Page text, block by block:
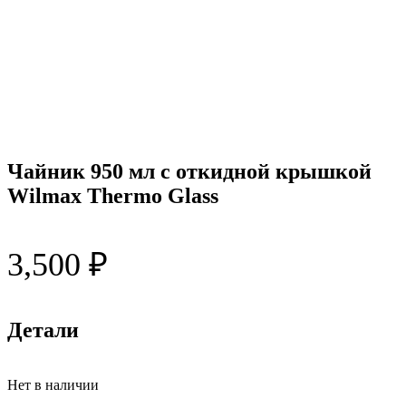
Чайник 950 мл с откидной крышкой
Wilmax Thermo Glass
3,500 ₽
Детали
Нет в наличии